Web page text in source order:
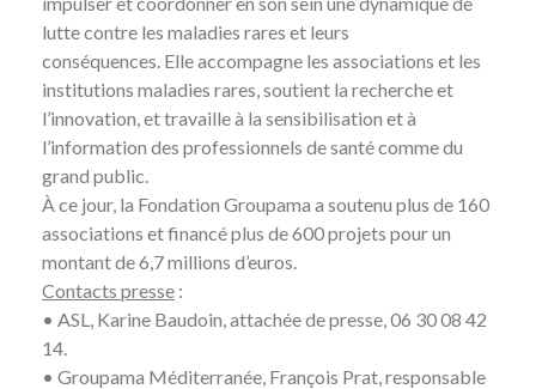
lutte contre les maladies rares et leurs
conséquences. Elle accompagne les associations et les
institutions maladies rares, soutient la recherche et
l’innovation, et travaille à la sensibilisation et à
l’information des professionnels de santé comme du
grand public.
À ce jour, la Fondation Groupama a soutenu plus de 160
associations et financé plus de 600 projets pour un
montant de 6,7 millions d’euros.
Contacts presse :
• ASL, Karine Baudoin, attachée de presse, 06 30 08 42
14.
• Groupama Méditerranée, François Prat, responsable